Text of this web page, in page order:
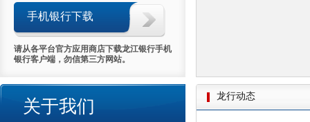
手机银行下载
请从各平台官方应用商店下载龙江银行手机
银行客户端，勿信第三方网站。
关于我们
龙行动态